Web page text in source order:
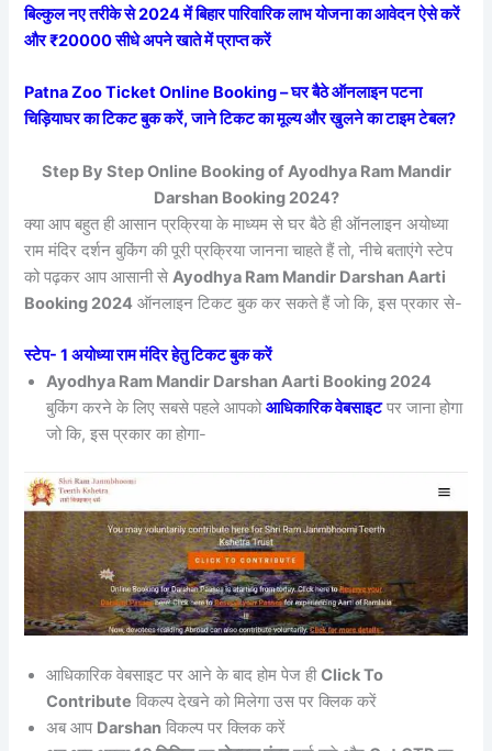
बिल्कुल नए तरीके से 2024 में बिहार पारिवारिक लाभ योजना का आवेदन ऐसे करें
और ₹20000 सीधे अपने खाते में प्राप्त करें
Patna Zoo Ticket Online Booking – घर बैठे ऑनलाइन पटना
चिड़ियाघर का टिकट बुक करें, जाने टिकट का मूल्य और खुलने का टाइम टेबल?
Step By Step Online Booking of Ayodhya Ram Mandir
Darshan Booking 2024?
क्या आप बहुत ही आसान प्रक्रिया के माध्यम से घर बैठे ही ऑनलाइन अयोध्या
राम मंदिर दर्शन बुकिंग की पूरी प्रक्रिया जानना चाहते हैं तो, नीचे बताएंगे स्टेप
को पढ़कर आप आसानी सेAyodhya Ram Mandir Darshan Aarti
Booking 2024 ऑनलाइन टिकट बुक कर सकते हैं जो कि, इस प्रकार से-
स्टेप- 1 अयोध्या राम मंदिर हेतु टिकट बुक करें
Ayodhya Ram Mandir Darshan Aarti Booking 2024
बुकिंग करने के लिए सबसे पहले आपकोआधिकारिक वेबसाइटपर जाना होगा
जो कि, इस प्रकार का होगा-
आधिकारिक वेबसाइट पर आने के बाद होम पेज हीClick To
Contribute विकल्प देखने को मिलेगा उस पर क्लिक करें
अब आप Darshan विकल्प पर क्लिक करें